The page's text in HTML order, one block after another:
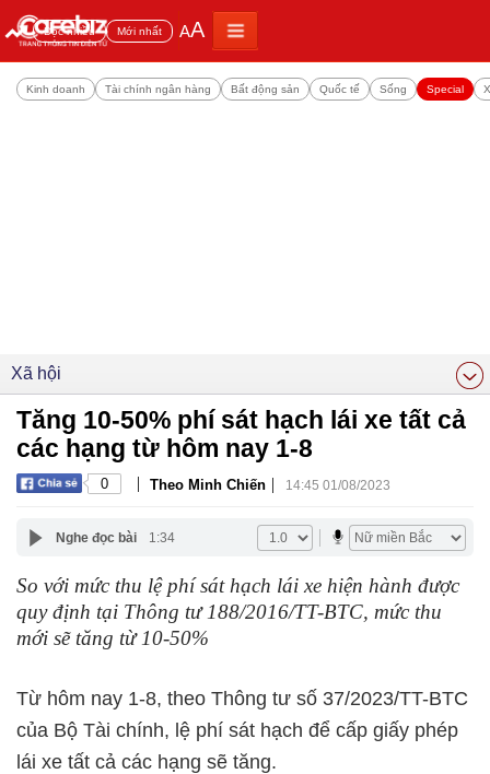
Đọc nhiều Mới nhất AA
Kinh doanh Tài chính ngân hàng Bất động sản Quốc tế Sống Special
Xã hội
Tăng 10-50% phí sát hạch lái xe tất cả
các hạng từ hôm nay 1-8
0 | Theo Minh Chiến | 14:45 01/08/2023
Nghe đọc bài 1:34
So với mức thu lệ phí sát hạch lái xe hiện hành được
quy định tại Thông tư 188/2016/TT-BTC, mức thu
mới sẽ tăng từ 10-50%
Từ hôm nay 1-8, theo Thông tư số 37/2023/TT-BTC
của Bộ Tài chính, lệ phí sát hạch để cấp giấy phép
lái xe tất cả các hạng sẽ tăng.